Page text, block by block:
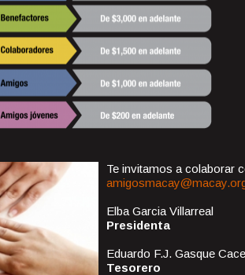
Te invitamos a colaborar
Elba Garcia Villarreal
Presidenta
Eduardo F.J. Gasque
Tesorero